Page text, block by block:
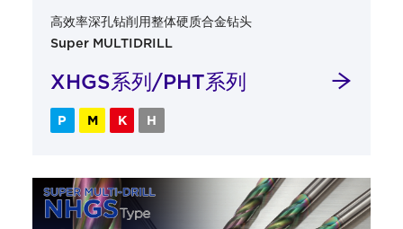
高效率深孔钻削用整体硬质合金钻头
Super MULTIDRILL
XHGS系列/PHT系列
P M K H